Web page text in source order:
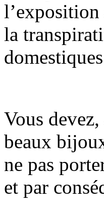
la
Vous
beaux
ne pas
et par